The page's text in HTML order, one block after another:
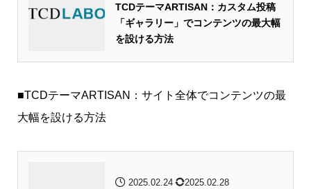
TCDテーマARTISAN：カスタム投稿
「ギャラリー」でコンテンツの最大幅
を設ける方法
■TCDテーマARTISAN：サイト全体でコンテンツの最
大幅を設ける方法
2025.02.24 2025.02.28